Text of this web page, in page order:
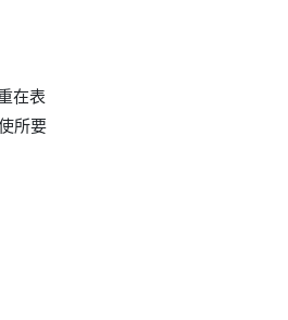
在表
所要